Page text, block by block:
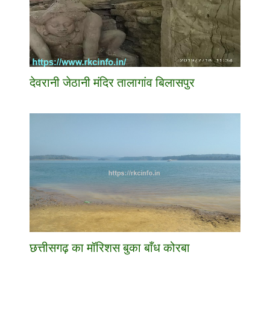
देवरानी जेठानी मंदिर तालागांव बिलासपुर
छत्तीसगढ़ का मॉरिशस बुका बाँध कोरबा